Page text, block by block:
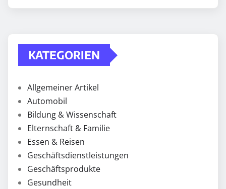
KATEGORIEN
Allgemeiner Artikel
Automobil
Bildung & Wissenschaft
Elternschaft & Familie
Essen & Reisen
Geschäftsdienstleistungen
Geschäftsprodukte
Gesundheit